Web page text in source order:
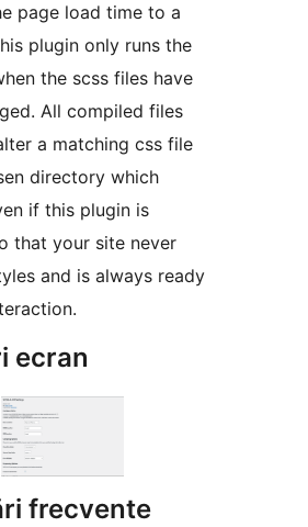
page load time to a
plugin only runs the
the scss files have
All compiled files
a matching css file
directory which
if this plugin is
that your site never
and is always ready
ecran
frecvente